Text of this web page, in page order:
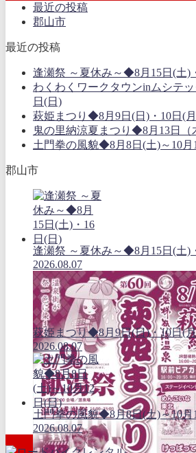
最近の投稿
郡山市
最近の投稿
逢瀬祭 ～夏休み～◆8月15日(土)
わくわくワークタウンinムシテ
日(日)
萩姫まつり◆8月9日(日)・10日(
鬼の里納涼夏まつり◆8月13日（
土門拳の風貌◆8月8日(土)～10月
郡山市
逢瀬祭 ～夏休み～◆8月15日(土)
2026.08.07
萩姫まつり◆8月9日(日)・10日(
2026.08.07
土門拳の風貌◆8月8日(土)～10月
2026.08.07